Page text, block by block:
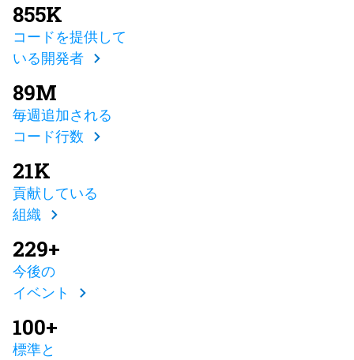
855K
コードを提供して
いる開発者
89M
毎週追加される
コード行数
21K
貢献している
組織
229+
今後の
イベント
100+
標準と